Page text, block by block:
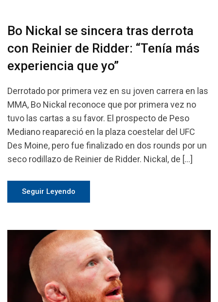
Bo Nickal se sincera tras derrota
con Reinier de Ridder: “Tenía más
experiencia que yo”
Derrotado por primera vez en su joven carrera en las
MMA, Bo Nickal reconoce que por primera vez no
tuvo las cartas a su favor. El prospecto de Peso
Mediano reapareció en la plaza coestelar del UFC
Des Moine, pero fue finalizado en dos rounds por un
seco rodillazo de Reinier de Ridder. Nickal, de […]
Seguir Leyendo